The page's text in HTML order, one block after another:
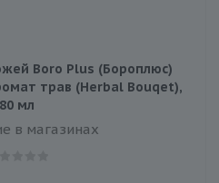
Boro Plus (Бороплюс)
трав (Herbal Bouqet),
80 мл
в магазинах